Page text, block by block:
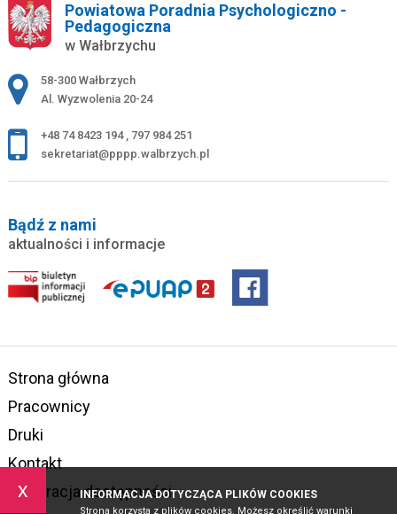
x INFORMACJA DOTYCZĄCA PLIKÓW COOKIES
Strona korzysta z plików cookies. Możesz określić warunki
Powiatowa Poradnia Psychologiczno -
Pedagogiczna
w Wałbrzychu
Adres pocztowy:
58-300 Wałbrzych
Al. Wyzwolenia 20-24
+48 74 8423 194 , 797 984 251
sekretariat@pppp.walbrzych.pl
Bądź z nami
aktualności i informacje
Strona główna
Pracownicy
Druki
Kontakt
Deklaracja dostępności